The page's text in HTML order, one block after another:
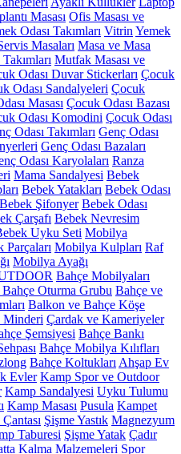
Masası Ofis Masası ve
Odası Takımları Vitrin Yemek
Masaları Masa ve Masa
Mutfak Masası ve
Odası Duvar Stickerları Çocuk
Odası Sandalyeleri Çocuk
Masası Çocuk Odası Bazası
Odası Komodini Çocuk Odası
Odası Takımları Genç Odası
Genç Odası Bazaları
Odası Karyolaları Ranza
Mama Sandalyesi Bebek
Bebek Yatakları Bebek Odası
Bebek Şifonyer Bebek Odası
Çarşafı Bebek Nevresim
Uyku Seti Mobilya
Mobilya Kulpları Raf
Mobilya Ayağı
Bahçe Mobilyaları
Oturma Grubu Bahçe ve
Balkon ve Bahçe Köşe
Minderi Çardak ve Kameriyeler
Şemsiyesi Bahçe Bankı
Bahçe Mobilya Kılıfları
Bahçe Koltukları Ahşap Ev
Evler Kamp Spor ve Outdoor
Kamp Sandalyesi Uyku Tulumu
Kamp Masası Pusula Kampet
Şişme Yastık Magnezyum
Taburesi Şişme Yatak Çadır
Kalma Malzemeleri Spor